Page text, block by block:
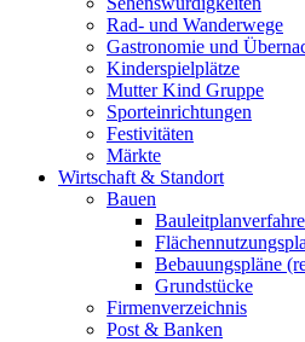
Rad- und Wanderwege
Gastronomie und
Kinderspielplätze
Mutter Kind Gruppe
Sporteinrichtungen
Festivitäten
Märkte
Wirtschaft & Standort
Bauen
Bebauungspläne
Grundstücke
Firmenverzeichnis
Post & Banken